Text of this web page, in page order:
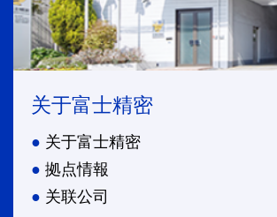
关于富士精密
关于富士精密
拠点情報
关联公司